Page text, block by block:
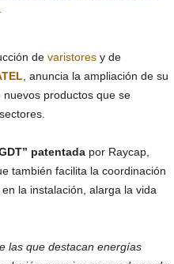
de varistoresy de
, anuncia la ampliación de su
productos que se
patentadapor Raycap,
también facilita la coordinación
la instalación, alarga la vida
las que destacan energías